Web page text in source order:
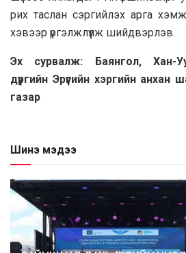
рих таслан сэргийлэх арга
хэвээр үргэлжлүүлж шийдвэрлэв.
Эх сурвалж: Баянгол, Хан-
дүүргийн Эрүүгийн хэргийн
газар
Шинэ мэдээ